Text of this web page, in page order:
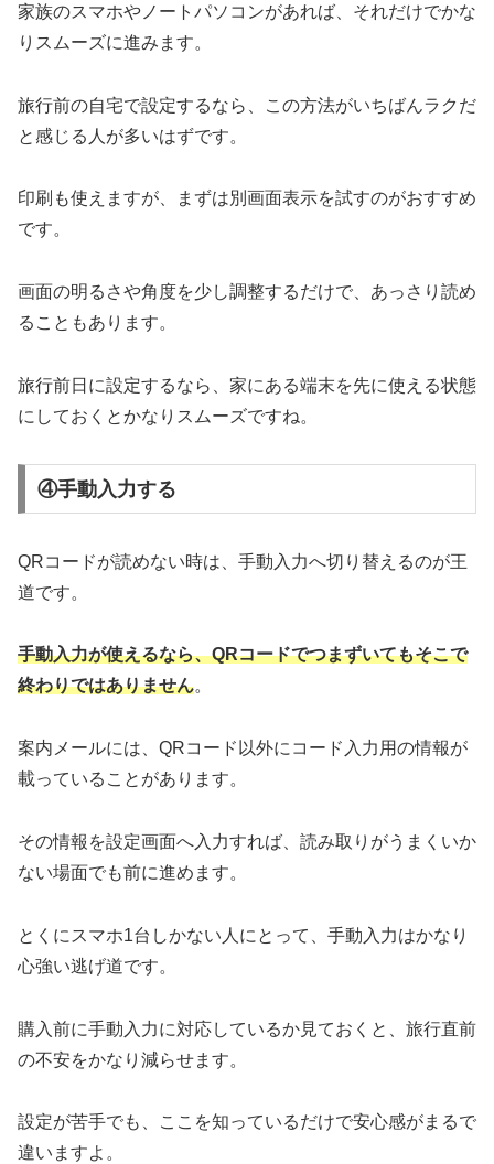
家族のスマホやノートパソコンがあれば、それだけでかな
りスムーズに進みます。
旅行前の自宅で設定するなら、この方法がいちばんラクだ
と感じる人が多いはずです。
印刷も使えますが、まずは別画面表示を試すのがおすすめ
です。
画面の明るさや角度を少し調整するだけで、あっさり読め
ることもあります。
旅行前日に設定するなら、家にある端末を先に使える状態
にしておくとかなりスムーズですね。
④手動入力する
QRコードが読めない時は、手動入力へ切り替えるのが王
道です。
手動入力が使えるなら、QRコードでつまずいてもそこで
終わりではありません。
案内メールには、QRコード以外にコード入力用の情報が
載っていることがあります。
その情報を設定画面へ入力すれば、読み取りがうまくいか
ない場面でも前に進めます。
とくにスマホ1台しかない人にとって、手動入力はかなり
心強い逃げ道です。
購入前に手動入力に対応しているか見ておくと、旅行直前
の不安をかなり減らせます。
設定が苦手でも、ここを知っているだけで安心感がまるで
違いますよ。